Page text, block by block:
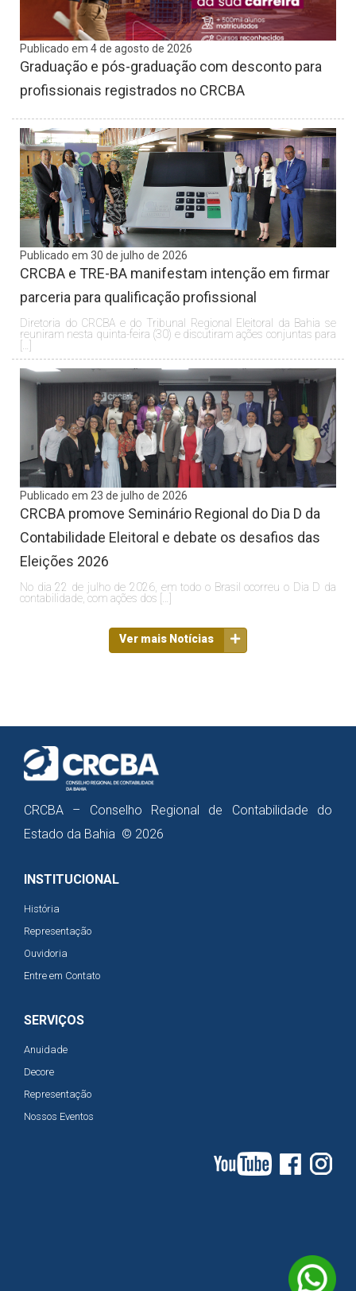
Publicado em 4 de agosto de 2026
Graduação e pós-graduação com desconto para
profissionais registrados no CRCBA
Publicado em 30 de julho de 2026
CRCBA e TRE-BA manifestam intenção em firmar
parceria para qualificação profissional
Diretoria do CRCBA e do Tribunal Regional Eleitoral da Bahia se
reuniram nesta quinta-feira (30) e discutiram ações conjuntas para
Publicado em 23 de julho de 2026
CRCBA promove Seminário Regional do Dia D da
Contabilidade Eleitoral e debate os desafios das
Eleições 2026
No dia 22 de julho de 2026, em todo o Brasil ocorreu o Dia D da
contabilidade, com ações dos […]
Ver mais Notícias
CRCBA – Conselho Regional de Contabilidade do
Estado da Bahia © 2026
INSTITUCIONAL
História
Representação
Ouvidoria
Entre em Contato
SERVIÇOS
Anuidade
Decore
Representação
Nossos Eventos